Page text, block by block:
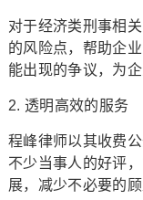
对于经济类刑事相
的风险点，帮助企
能出现的争议，为
2. 透明高效的服务
程峰律师以其收费
不少当事人的好评
展，减少不必要的顾